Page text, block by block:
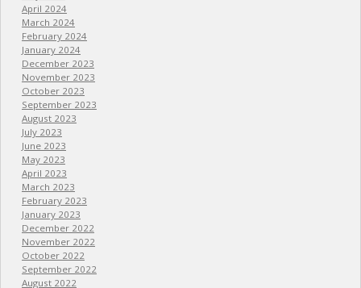
April 2024
March 2024
February 2024
January 2024
December 2023
November 2023
October 2023
September 2023
August 2023
July 2023
June 2023
May 2023
April 2023
March 2023
February 2023
January 2023
December 2022
November 2022
October 2022
September 2022
August 2022